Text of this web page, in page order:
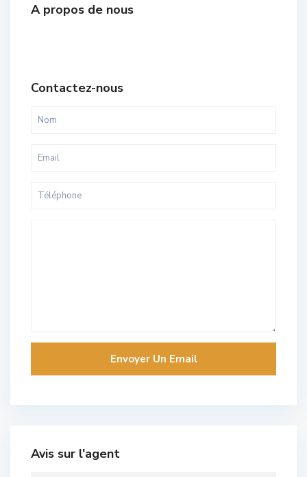
A propos de nous
Contactez-nous
Avis sur l'agent